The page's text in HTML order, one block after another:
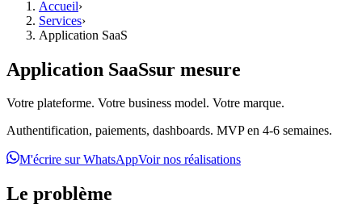
Accueil›
Services›
Application SaaS
Application SaaSsur mesure
Votre plateforme. Votre business model. Votre marque.
Authentification, paiements, dashboards. MVP en 4-6 semaines.
M'écrire sur WhatsAppVoir nos réalisations
Le problème